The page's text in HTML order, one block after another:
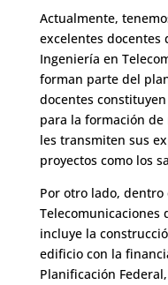
Actualmente,
excelentes docentes
Ingeniería en
forman parte del
docentes
para la formación
les transmiten sus
proyectos como los
Por otro lado,
Telecomunicaciones
incluye la
edificio con la
Planificación